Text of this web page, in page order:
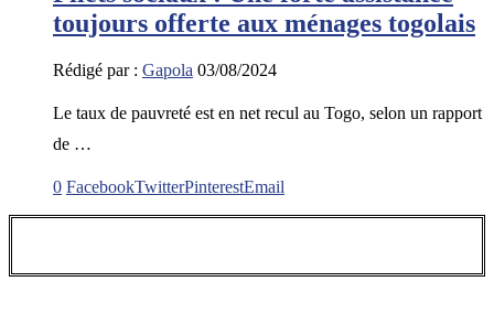
toujours offerte aux ménages togolais
Rédigé par : Gapola 03/08/2024
Le taux de pauvreté est en net recul au Togo, selon un rapport
de …
0 FacebookTwitterPinterestEmail